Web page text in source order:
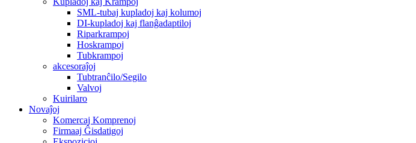
SML-tubaj kupladoj kaj kolumoj
DI-kupladoj kaj flanĝadaptiloj
Riparkrampoj
Hoskrampoj
Tubkrampoj
akcesoraĵoj
Tubtranĉilo/Segilo
Valvoj
Kuirilaro
Novaĵoj
Komercaj Komprenoj
Firmaaj Ĝisdatigoj